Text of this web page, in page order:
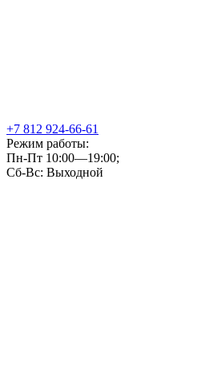
+7 812 924-66-61
Режим работы:
Пн-Пт 10:00—19:00;
Сб-Вс: Выходной